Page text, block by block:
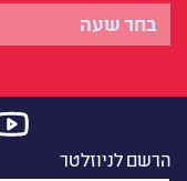
הרשם לניוזלטר